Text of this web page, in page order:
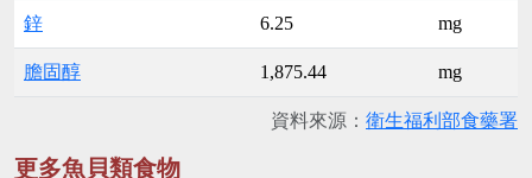
鋅 6.25 mg
膽固醇 1,875.44 mg
資料來源： 衛生福利部食藥署
更多魚貝類食物